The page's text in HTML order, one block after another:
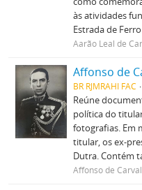
às atividades
Estrada de
Aarão Leal de
Affonso de
BR RJMRAHI FAC
Reúne
política do
fotografias. Em
titular, os ex-
Dutra. Contém
Affonso de